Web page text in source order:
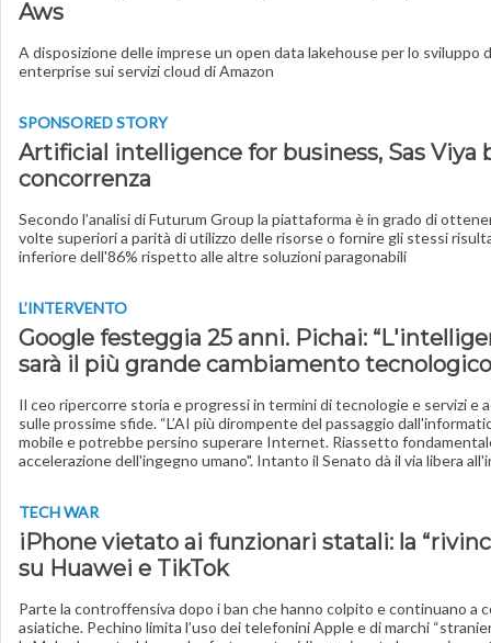
Aws
A disposizione delle imprese un open data lakehouse per lo sviluppo
enterprise sui servizi cloud di Amazon
SPONSORED STORY
Artificial intelligence for business, Sas Viya
concorrenza
Secondo l’analisi di Futurum Group la piattaforma è in grado di
volte superiori a parità di utilizzo delle risorse o fornire gli stessi
inferiore dell'86% rispetto alle altre soluzioni paragonabili
L’INTERVENTO
Google festeggia 25 anni. Pichai:
sarà il più grande cambiamento
Il ceo ripercorre storia e progressi in termini di tecnologie e servizi e
sulle prossime sfide. “L’AI più dirompente del passaggio
mobile e potrebbe persino superare Internet. Riassetto
accelerazione dell'ingegno umano". Intanto il Senato dà il via libera
TECH WAR
iPhone vietato ai funzionari statali: la
su Huawei e TikTok
Parte la controffensiva dopo i ban che hanno colpito e continuano a
asiatiche. Pechino limita l’uso dei telefonini Apple e di marchi